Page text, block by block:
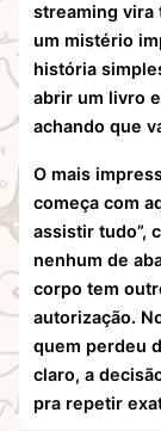
streaming vira
um mistério
história
abrir um livro
achando que
O mais
começa com
assistir tudo”,
nenhum de
corpo tem
autorização.
quem perdeu
claro, a
pra repetir